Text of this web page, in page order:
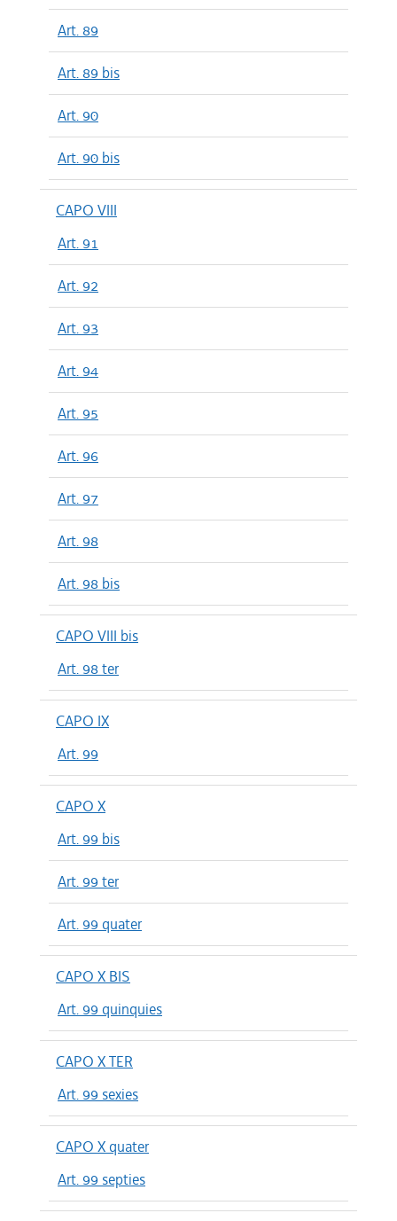
Art. 89
Art. 89 bis
Art. 90
Art. 90 bis
CAPO VIII
Art. 91
Art. 92
Art. 93
Art. 94
Art. 95
Art. 96
Art. 97
Art. 98
Art. 98 bis
CAPO VIII bis
Art. 98 ter
CAPO IX
Art. 99
CAPO X
Art. 99 bis
Art. 99 ter
Art. 99 quater
CAPO X BIS
Art. 99 quinquies
CAPO X TER
Art. 99 sexies
CAPO X quater
Art. 99 septies